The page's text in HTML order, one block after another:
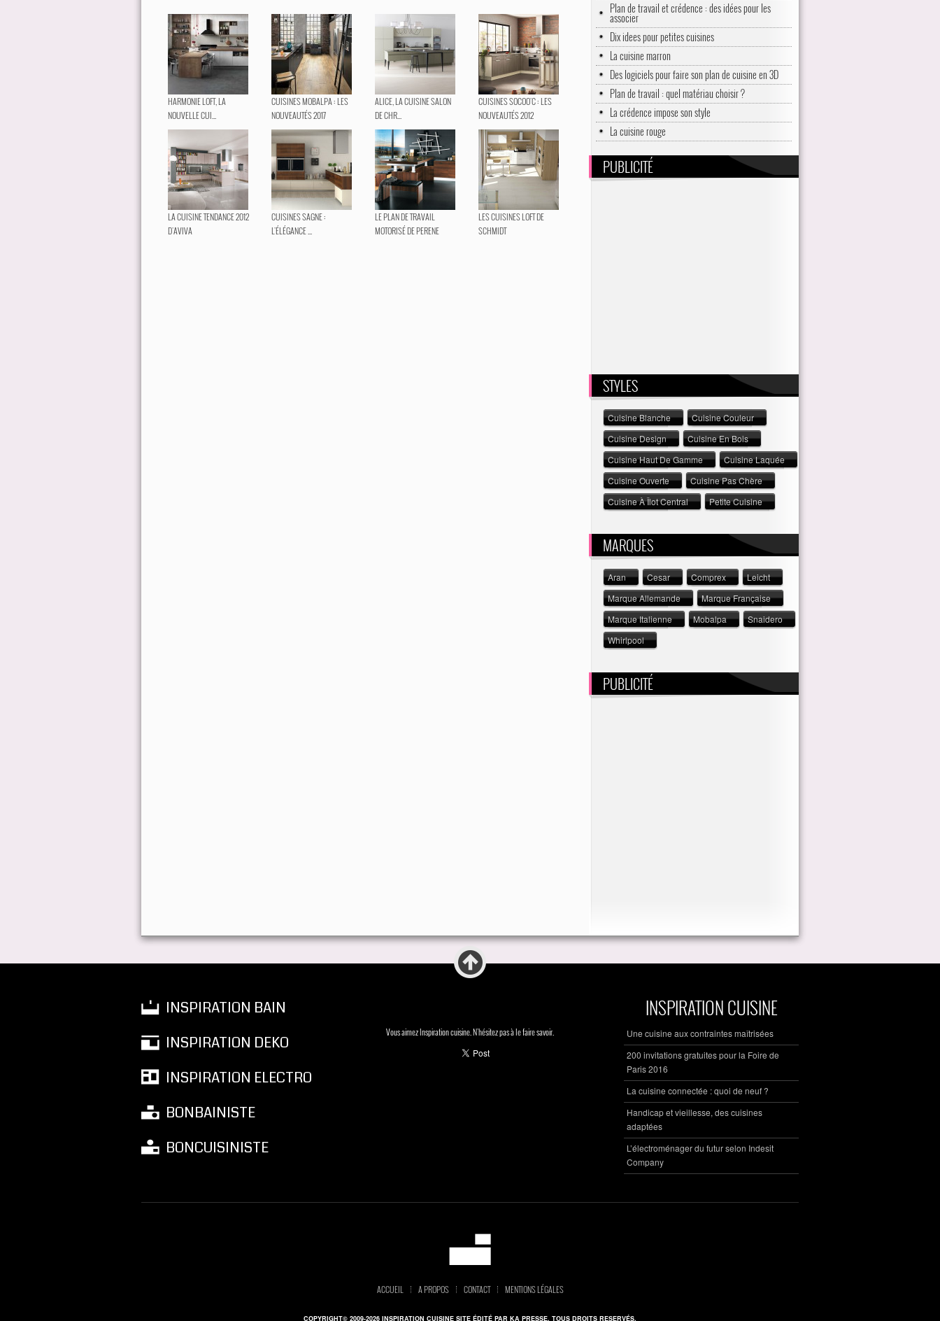
HARMONIE LOFT, LA
NOUVELLE CUI...
CUISINES MOBALPA : LES
NOUVEAUTÉS 2017
ALICE, LA CUISINE SALON
DE CHR...
CUISINES SOCOO'C : LES
NOUVEAUTÉS 2012
LA CUISINE TENDANCE 2012
D'AVIVA
CUISINES SAGNE :
L'ÉLÉGANCE ...
LE PLAN DE TRAVAIL
MOTORISÉ DE PERENE
LES CUISINES LOFT DE
SCHMIDT
Plan de travail et crédence : des idées pour les
associer
Dix idees pour petites cuisines
La cuisine marron
Des logiciels pour faire son plan de cuisine en 3D
Plan de travail : quel matériau choisir ?
La crédence impose son style
La cuisine rouge
PUBLICITÉ
STYLES
Cuisine Blanche
Cuisine Couleur
Cuisine Design
Cuisine En Bois
Cuisine Haut De Gamme
Cuisine Laquée
Cuisine Ouverte
Cuisine Pas Chère
Cuisine À Îlot Central
Petite Cuisine
MARQUES
Aran Cesar Comprex
Leicht
Marque Allemande
Marque Française
Marque Italienne
Mobalpa
Snaidero
Whirlpool
PUBLICITÉ
INSPIRATION BAIN
INSPIRATION DEKO
INSPIRATION ELECTRO
BONBAINISTE
BONCUISINISTE
Vous aimez Inspiration cuisine. N'hésitez pas à le faire savoir.
INSPIRATION CUISINE
Une cuisine aux contraintes maîtrisées
200 invitations gratuites pour la Foire de
Paris 2016
La cuisine connectée : quoi de neuf ?
Handicap et vieillesse, des cuisines
adaptées
L’électroménager du futur selon Indesit
Company
ACCUEIL A PROPOS CONTACT MENTIONS LÉGALES
COPYRIGHT© 2009-2026 INSPIRATION CUISINE SITE ÉDITÉ PAR KA PRESSE. TOUS DROITS RESERVÉS.